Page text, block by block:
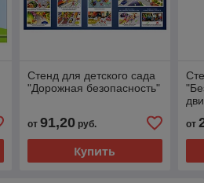
Стенд для детского сада
"Дорожная безопасность"
от 91,20руб.
Купить
от